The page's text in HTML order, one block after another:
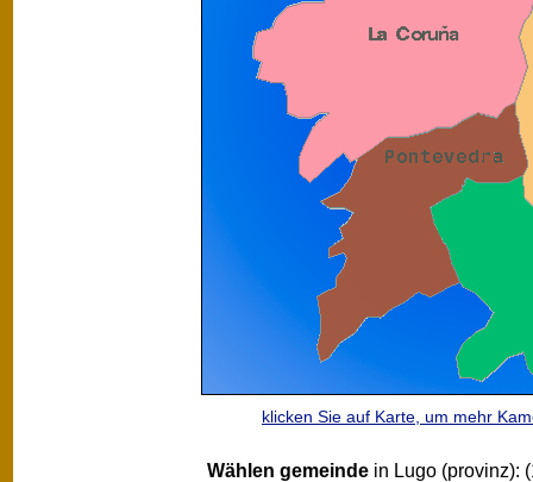
klicken Sie auf Karte, um mehr
Wählen gemeinde in Lugo (provinz):